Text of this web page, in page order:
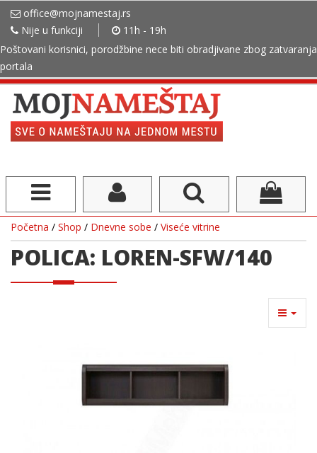
office@mojnamestaj.rs
Nije u funkciji
11h - 19h
Poštovani korisnici, porodžbine nece biti obradjivane zbog zatvaranja
portala
Početna / Shop / Dnevne sobe / Viseće vitrine
POLICA: LOREN-SFW/140